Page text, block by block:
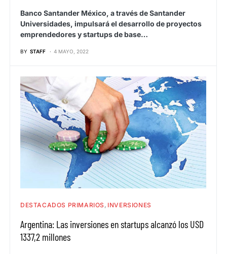
Banco Santander México, a través de Santander
Universidades, impulsará el desarrollo de proyectos
emprendedores y startups de base…
BY STAFF 4 MAYO, 2022
DESTACADOS PRIMARIOS INVERSIONES
Argentina: Las inversiones en startups alcanzó los USD
1337,2 millones